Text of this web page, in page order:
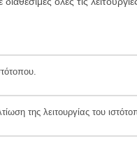
της λειτουργίας του